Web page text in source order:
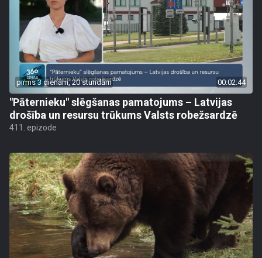
pirms 3 dienām, 20 stundām 00:02:44
"Pāternieku" slēgšanas pamatojums – Latvijas
drošība un resursu trūkums Valsts robežsardzē
411. epizode